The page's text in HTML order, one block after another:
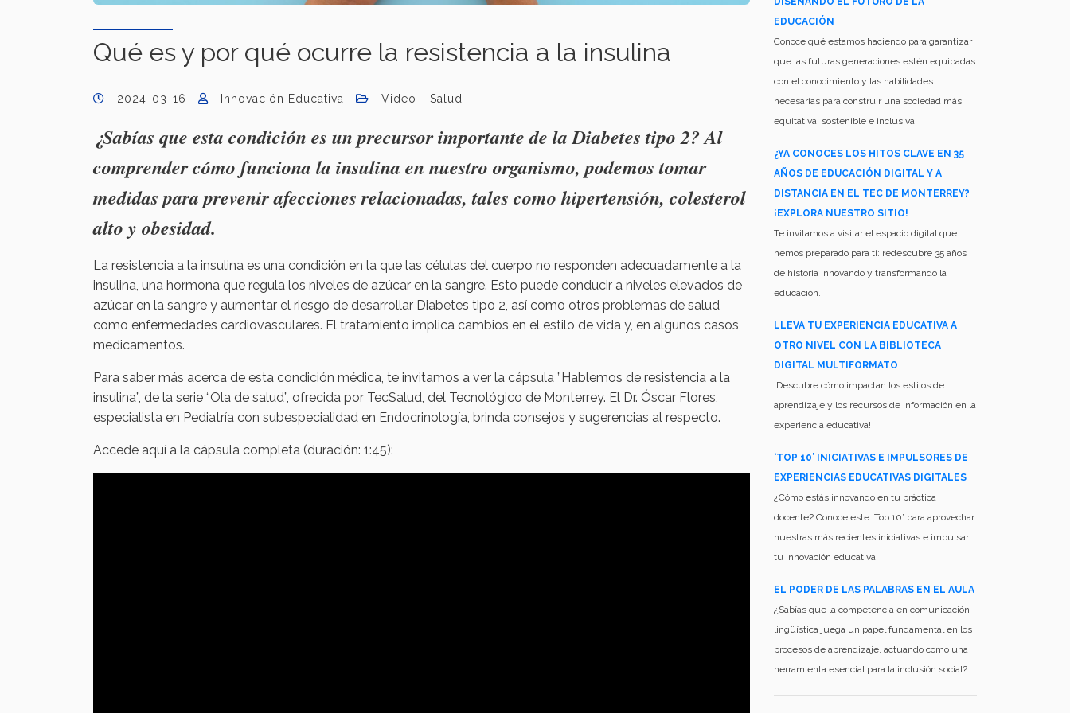
Qué es y por qué ocurre la resistencia a la insulina
2024-03-16 Innovación Educativa Video Salud
¿Sabías que esta condición es un precursor importante de la Diabetes tipo 2? Al
comprender cómo funciona la insulina en nuestro organismo, podemos tomar
medidas para prevenir afecciones relacionadas, tales como hipertensión, colesterol
alto y obesidad.
La resistencia a la insulina es una condición en la que las células del cuerpo no responden adecuadamente a la
insulina, una hormona que regula los niveles de azúcar en la sangre. Esto puede conducir a niveles elevados de
azúcar en la sangre y aumentar el riesgo de desarrollar Diabetes tipo 2, así como otros problemas de salud
como enfermedades cardiovasculares. El tratamiento implica cambios en el estilo de vida y, en algunos casos,
medicamentos.
Para saber más acerca de esta condición médica, te invitamos a ver la cápsula ”Hablemos de resistencia a la
insulina”, de la serie “Ola de salud”, ofrecida por TecSalud, del Tecnológico de Monterrey. El Dr. Óscar Flores,
especialista en Pediatría con subespecialidad en Endocrinología, brinda consejos y sugerencias al respecto.
Accede aquí a la cápsula completa (duración: 1:45):
EDUCACIÓN
Conoce qué estamos haciendo para garantizar
que las futuras generaciones estén equipadas
con el conocimiento y las habilidades
necesarias para construir una sociedad más
equitativa, sostenible e inclusiva.
¿YA CONOCES LOS HITOS CLAVE EN 35
AÑOS DE EDUCACIÓN DIGITAL Y A
DISTANCIA EN EL TEC DE MONTERREY?
¡EXPLORA NUESTRO SITIO!
Te invitamos a visitar el espacio digital que
hemos preparado para ti: redescubre 35 años
de historia innovando y transformando la
educación.
LLEVA TU EXPERIENCIA EDUCATIVA A
OTRO NIVEL CON LA BIBLIOTECA
DIGITAL MULTIFORMATO
¡Descubre cómo impactan los estilos de
aprendizaje y los recursos de información en la
experiencia educativa!
‘TOP 10’ INICIATIVAS E IMPULSORES DE
EXPERIENCIAS EDUCATIVAS DIGITALES
¿Cómo estás innovando en tu práctica
docente? Conoce este ‘Top 10’ para aprovechar
nuestras más recientes iniciativas e impulsar
tu innovación educativa.
EL PODER DE LAS PALABRAS EN EL AULA
¿Sabías que la competencia en comunicación
lingüística juega un papel fundamental en los
procesos de aprendizaje, actuando como una
herramienta esencial para la inclusión social?